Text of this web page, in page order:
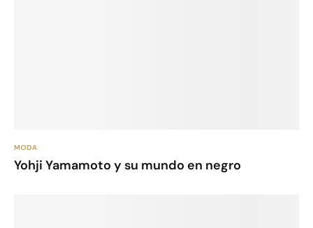
MODA
Yohji Yamamoto y su mundo en negro